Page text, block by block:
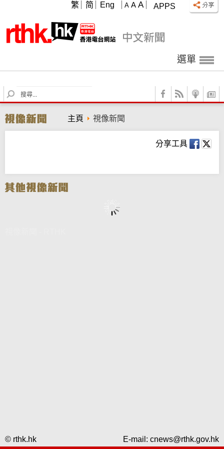
APPS
A A A
繁 简 Eng
選單
S
e
r
c
主頁 視像新聞
分享工具
© rthk.hk E-mail: cnews@rthk.gov.hk